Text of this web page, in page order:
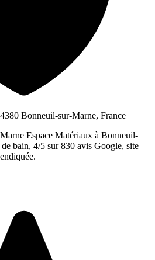
Bonneuil-sur-Marne, France
Espace Matériaux à Bonneuil-
bain, 4/5 sur 830 avis Google, site